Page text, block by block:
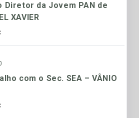
Diretor da Jovem PAN de
XAVIER
com o Sec. SEA – VÂNIO